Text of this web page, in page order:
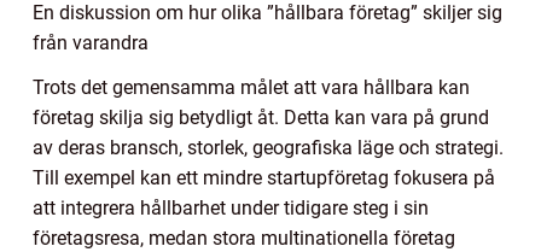
En diskussion om hur olika ”hållbara företag” skiljer sig
från varandra
Trots det gemensamma målet att vara hållbara kan
företag skilja sig betydligt åt. Detta kan vara på grund
av deras bransch, storlek, geografiska läge och strategi.
Till exempel kan ett mindre startupföretag fokusera på
att integrera hållbarhet under tidigare steg i sin
företagsresa, medan stora multinationella företag